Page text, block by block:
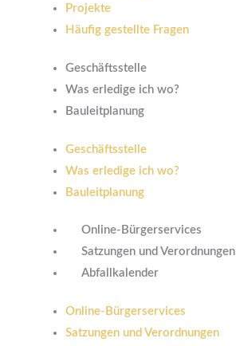
Projekte
Häufig gestellte Fragen
Geschäftsstelle
Was erledige ich wo?
Bauleitplanung
Geschäftsstelle
Was erledige ich wo?
Bauleitplanung
Online-Bürgerservices
Satzungen und Verordnungen
Abfallkalender
Online-Bürgerservices
Satzungen und Verordnungen